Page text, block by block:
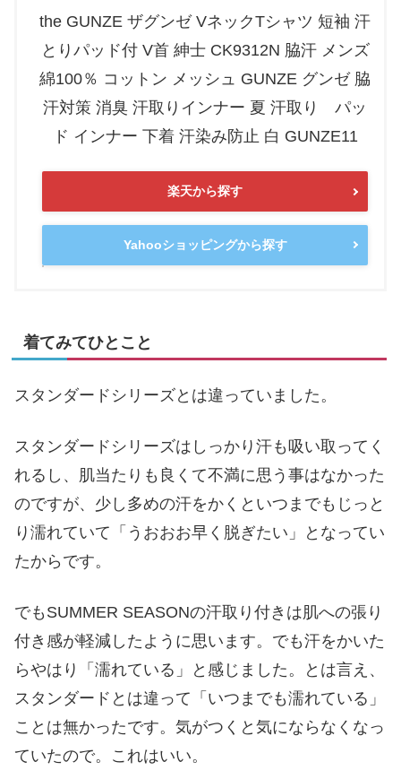
the GUNZE ザグンゼ VネックTシャツ 短袖 汗
とりパッド付 V首 紳士 CK9312N 脇汗 メンズ
綿100％ コットン メッシュ GUNZE グンゼ 脇
汗対策 消臭 汗取りインナー 夏 汗取り パッ
ド インナー 下着 汗染み防止 白 GUNZE11
楽天から探す
Yahooショッピングから探す
着てみてひとこと
スタンダードシリーズとは違っていました。
スタンダードシリーズはしっかり汗も吸い取ってく
れるし、肌当たりも良くて不満に思う事はなかった
のですが、少し多めの汗をかくといつまでもじっと
り濡れていて「うおおお早く脱ぎたい」となってい
たからです。
でもSUMMER SEASONの汗取り付きは肌への張り
付き感が軽減したように思います。でも汗をかいた
らやはり「濡れている」と感じました。とは言え、
スタンダードとは違って「いつまでも濡れている」
ことは無かったです。気がつくと気にならなくなっ
ていたので。これはいい。